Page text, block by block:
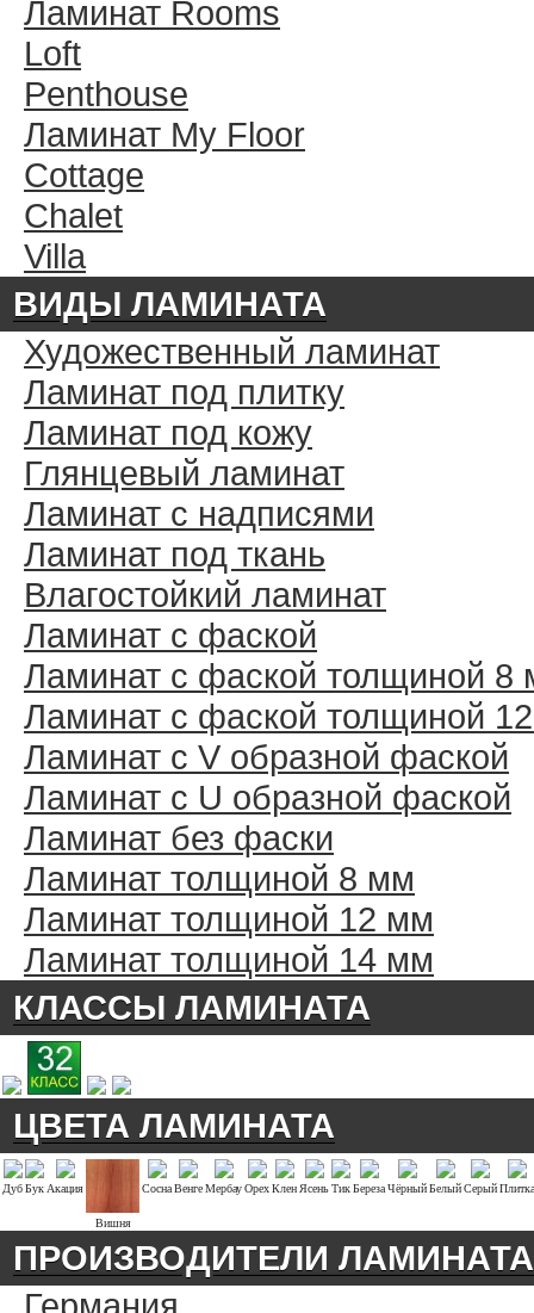
Ламинат Rooms
Loft
Penthouse
Ламинат My Floor
Cottage
Chalet
Villa
ВИДЫ ЛАМИНАТА
Художественный ламинат
Ламинат под плитку
Ламинат под кожу
Глянцевый ламинат
Ламинат с надписями
Ламинат под ткань
Влагостойкий ламинат
Ламинат с фаской
Ламинат с фаской толщиной 8
Ламинат с фаской толщиной
Ламинат с V образной фаской
Ламинат с U образной фаской
Ламинат без фаски
Ламинат толщиной 8 мм
Ламинат толщиной 12 мм
Ламинат толщиной 14 мм
КЛАССЫ ЛАМИНАТА
ЦВЕТА ЛАМИНАТА
ДубБук Акация
Вишня
СоснаВенгеМербауОрехКлен ЯсеньТикБерезаЧёрныйБелыйСерыйПлитка
ПРОИЗВОДИТЕЛИ ЛАМИНАТА